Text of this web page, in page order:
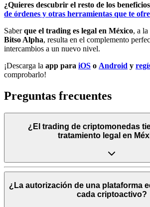
¿Quieres descubrir el resto de los
de órdenes y otras herramientas que te
Saberque el trading es legal en México, a la
Bitso Alpha, resulta en el complemento
intercambios a un nuevo nivel.
¡Descarga la app para iOS o Android y
comprobarlo!
Preguntas frecuentes
¿El trading de criptomonedas
tratamiento legal en
¿La autorización de una plataforma
cada criptoactivo?